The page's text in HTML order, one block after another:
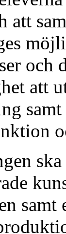
att
och
att